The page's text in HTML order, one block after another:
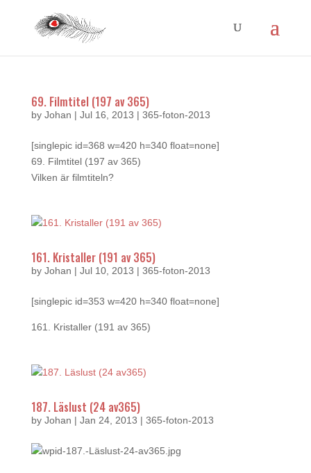
69. Filmtitel (197 av 365)
by Johan | Jul 16, 2013 | 365-foton-2013
[singlepic id=368 w=420 h=340 float=none]
69. Filmtitel (197 av 365)
Vilken är filmtiteln?
161. Kristaller (191 av 365)
by Johan | Jul 10, 2013 | 365-foton-2013
[singlepic id=353 w=420 h=340 float=none]
161. Kristaller (191 av 365)
187. Läslust (24 av365)
by Johan | Jan 24, 2013 | 365-foton-2013